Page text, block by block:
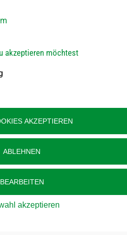
akzeptieren möchtest
AKZEPTIEREN
ABLEHNEN
BEARBEITEN
akzeptieren